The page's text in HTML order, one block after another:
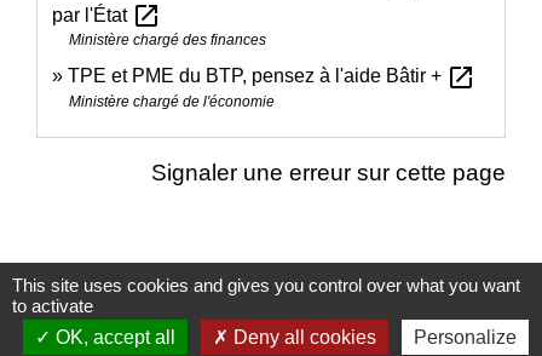
par l'État open_in_new
Ministère chargé des finances
TPE et PME du BTP, pensez à l'aide Bâtir + open_in_new
Ministère chargé de l'économie
Signaler une erreur sur cette page
This site uses cookies and gives you control over what you want
to activate
OK, accept all
Deny all cookies Personalize